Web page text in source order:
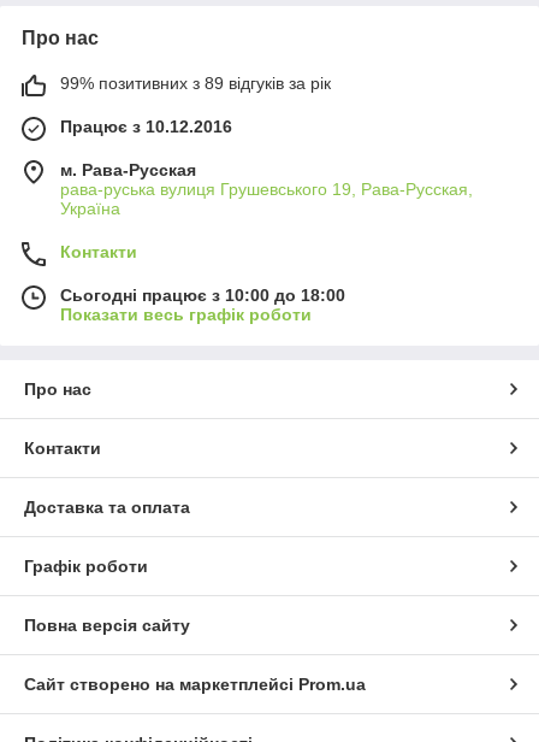
Про нас
99% позитивних з 89 відгуків за рік
Працює з 10.12.2016
м. Рава-Русская
рава-руська вулиця Грушевського 19, Рава-Русская,
Україна
Контакти
Сьогодні працює з 10:00 до 18:00
Показати весь графік роботи
Про нас
Контакти
Доставка та оплата
Графік роботи
Повна версія сайту
Сайт створено на маркетплейсі Prom.ua